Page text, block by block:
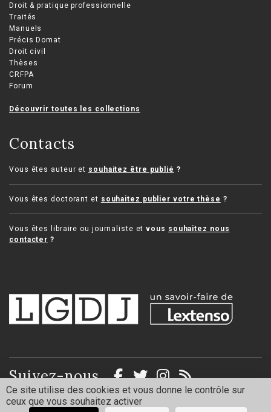
Droit & pratique professionnelle
Traités
Manuels
Précis Domat
Droit civil
Thèses
CRFPA
Forum
Découvrir toutes les collections
Contacts
Vous êtes auteur et souhaitez être publié ?
Vous êtes doctorant et souhaitez publier votre thèse ?
Vous êtes libraire ou journaliste etvous souhaitez nous
contacter ?
Suivez-nous
Ce site utilise des cookies et vous donne le contrôle sur
ceux que vous souhaitez activer